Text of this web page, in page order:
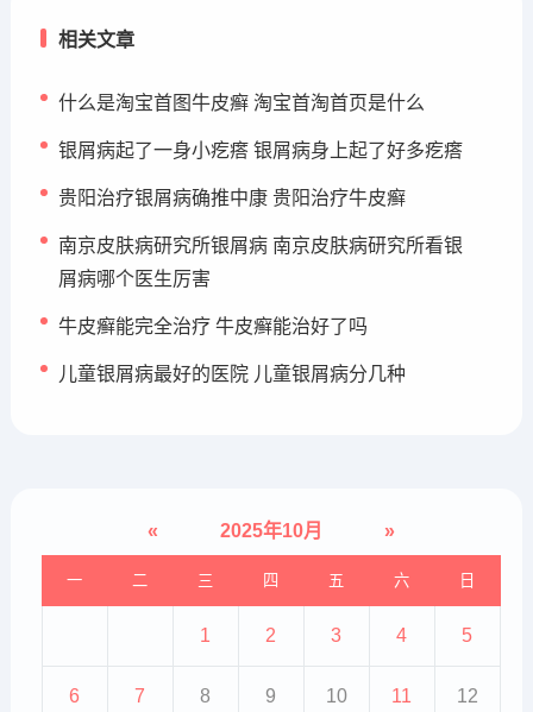
相关文章
什么是淘宝首图牛皮癣 淘宝首淘首页是什么
银屑病起了一身小疙瘩 银屑病身上起了好多疙瘩
贵阳治疗银屑病确推中康 贵阳治疗牛皮癣
南京皮肤病研究所银屑病 南京皮肤病研究所看银
屑病哪个医生厉害
牛皮癣能完全治疗 牛皮癣能治好了吗
儿童银屑病最好的医院 儿童银屑病分几种
« 2025年10月 »
一 二 三 四 五 六 日
1 2 3 4 5
6 7 8 9 10 11 12